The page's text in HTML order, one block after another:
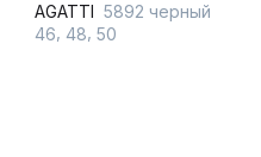
AGATTI 5892 черный
46 48 50